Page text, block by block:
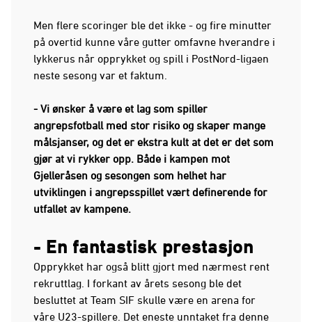
Men flere scoringer ble det ikke - og fire minutter
på overtid kunne våre gutter omfavne hverandre i
lykkerus når opprykket og spill i PostNord-ligaen
neste sesong var et faktum.
- Vi ønsker å være et lag som spiller
angrepsfotball med stor risiko og skaper mange
målsjanser, og det er ekstra kult at det er det som
gjør at vi rykker opp. Både i kampen mot
Gjelleråsen og sesongen som helhet har
utviklingen i angrepsspillet vært definerende for
utfallet av kampene.
- En fantastisk prestasjon
Opprykket har også blitt gjort med nærmest rent
rekruttlag. I forkant av årets sesong ble det
besluttet at Team SIF skulle være en arena for
våre U23-spillere. Det eneste unntaket fra denne